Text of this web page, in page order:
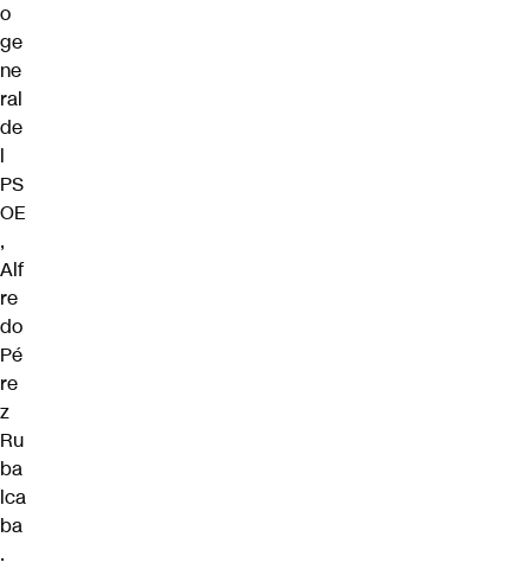
o
ge
ne
ral
de
l
PS
OE
,
Alf
re
do
Pé
re
z
Ru
ba
lca
ba
.